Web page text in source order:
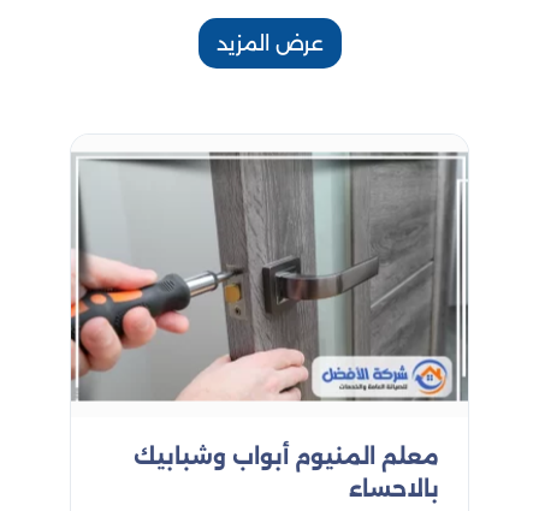
عرض المزيد
معلم المنيوم أبواب وشبابيك
بالاحساء